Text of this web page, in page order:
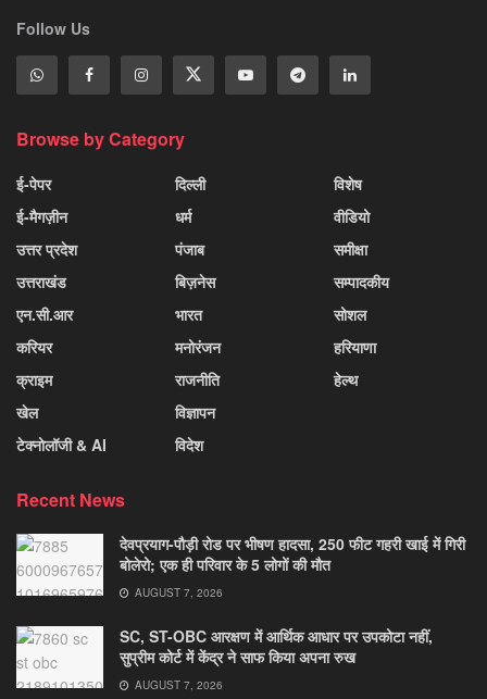
Follow Us
Browse by Category
ई-पेपर
ई-मैगज़ीन
उत्तर प्रदेश
उत्तराखंड
एन.सी.आर
करियर
क्राइम
खेल
टेक्नोलॉजी & AI
दिल्ली
धर्म
पंजाब
बिज़नेस
भारत
मनोरंजन
राजनीति
विज्ञापन
विदेश
विशेष
वीडियो
समीक्षा
सम्पादकीय
सोशल
हरियाणा
हेल्थ
Recent News
देवप्रयाग-पौड़ी रोड पर भीषण हादसा, 250 फीट गहरी खाई में गिरी
बोलेरो; एक ही परिवार के 5 लोगों की मौत
AUGUST 7, 2026
SC, ST-OBC आरक्षण में आर्थिक आधार पर उपकोटा नहीं,
सुप्रीम कोर्ट में केंद्र ने साफ किया अपना रुख
AUGUST 7, 2026